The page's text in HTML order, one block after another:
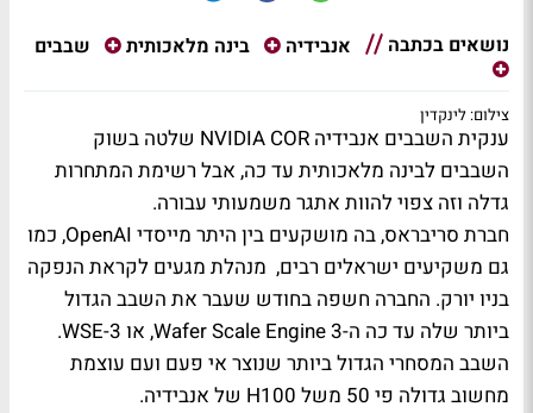
נושאים בכתבה אנבידיה בינה מלאכותית שבבים
צילום: לינקדין
ענקית השבבים אנבידיה NVIDIA COR שלטה בשוק
השבבים לבינה מלאכותית עד כה, אבל רשימת המתחרות
גדלה וזה צפוי להוות אתגר משמעותי עבורה.
חברת סריבראס, בה מושקעים בין היתר מייסדי OpenAI, כמו
גם משקיעים ישראלים רבים, מנהלת מגעים לקראת הנפקה
בניו יורק. החברה חשפה בחודש שעבר את השבב הגדול
ביותר שלה עד כה ה-Wafer Scale Engine 3, או WSE-3.
השבב המסחרי הגדול ביותר שנוצר אי פעם ועם עוצמת
מחשוב גדולה פי 50 משל H100 של אנבידיה.